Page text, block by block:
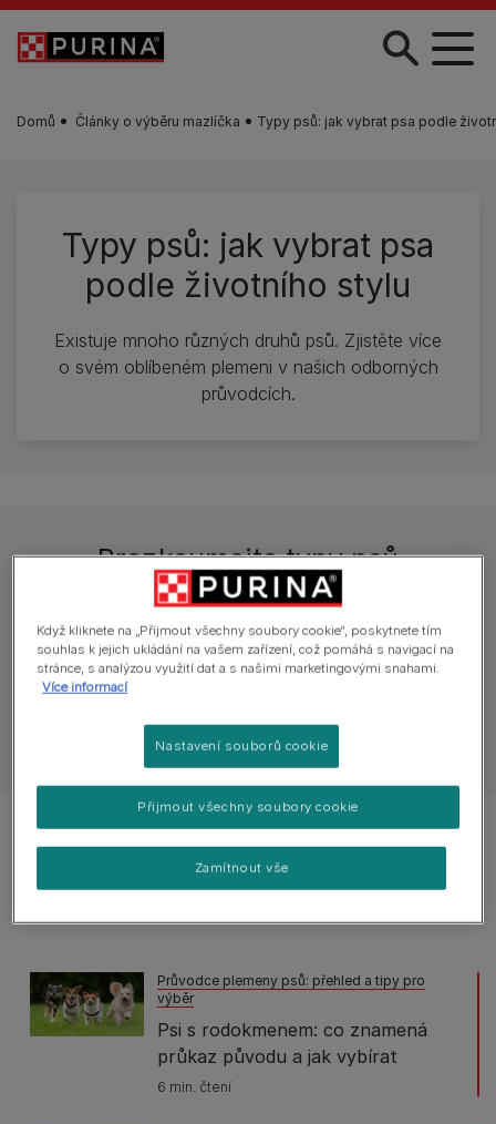
Skip to main content
Domů Články o výběru mazlíčka Typy psů: jak vybrat psa podle
Typy psů: jak vybrat psa
podle životního stylu
Existuje mnoho různých druhů psů. Zjistěte více
o svém oblíbeném plemeni v našich odborných
průvodcích.
Prozkoumejte typy psů
Průvodce plemeny Skupiny plemen
Zobrazit všechna doporučení
Zobrazeno 4 ze 4 článků
Populární články
Průvodce plemeny psů: přehled a tipy pro
výběr
Psi s rodokmenem: co znamená
průkaz původu a jak vybírat
6 min. čtení
Když kliknete na „Přijmout všechny soubory cookie“, poskytnete tím
souhlas k jejich ukládání na vašem zařízení, což pomáhá s navigací na
stránce, s analýzou využití dat a s našimi marketingovými snahami.
Více informací
Nastavení souborů cookie
Zamítnout vše
Přijmout všechny soubory cookie